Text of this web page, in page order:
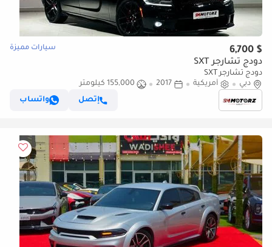
$ 6,700 سيارات مميزة
دودج تشارجر SXT
دودج تشارجر SXT
دبي
أمريكية 2017
155,000 كيلومتر
إتصل
واتساب